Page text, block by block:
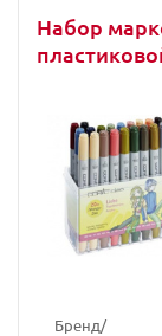
Набор
Бренд/